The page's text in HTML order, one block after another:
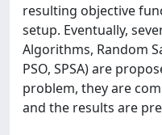
resulting objective
setup. Eventually,
Algorithms, Random
PSO, SPSA) are
problem, they are
and the results are